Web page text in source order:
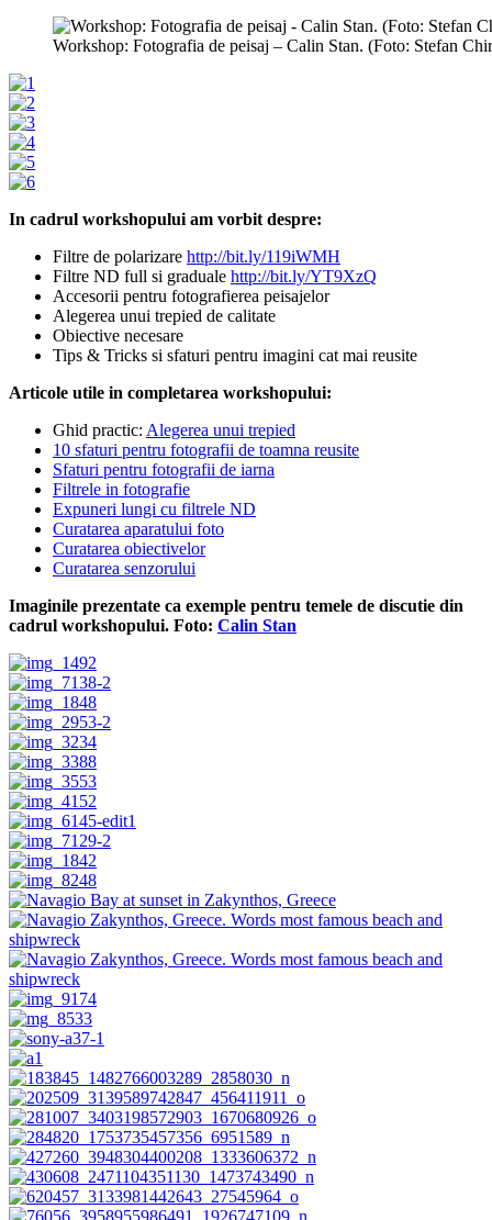
Workshop: Fotografia de peisaj – Calin Stan. (Foto: Stefan
In cadrul workshopului am vorbit despre:
Filtre de polarizare http://bit.ly/119iWMH
Filtre ND full si graduale http://bit.ly/YT9XzQ
Accesorii pentru fotografierea peisajelor
Alegerea unui trepied de calitate
Obiective necesare
Tips & Tricks si sfaturi pentru imagini cat mai reusite
Articole utile in completarea workshopului:
Ghid practic: Alegerea unui trepied
10 sfaturi pentru fotografii de toamna reusite
Sfaturi pentru fotografii de iarna
Filtrele in fotografie
Expuneri lungi cu filtrele ND
Curatarea aparatului foto
Curatarea obiectivelor
Curatarea senzorului
Imaginile prezentate ca exemple pentru temele de discutie din
cadrul workshopului. Foto: Calin Stan